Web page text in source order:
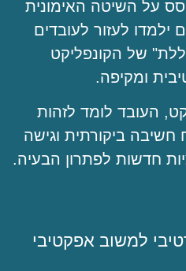
על השיטה האימונית
לעזור לעובדים
של הקונפליקט
ומקיפה.
העובד לומד לזהות
חשיבה ביקורתית וגישה
חדשות לפתרון הבעיה.
למשוב אפקטיבי